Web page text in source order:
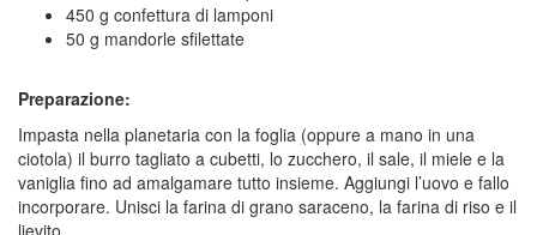
450 g confettura di lamponi
50 g mandorle sfilettate
Preparazione:
Impasta nella planetaria con la foglia (oppure a mano in una
ciotola) il burro tagliato a cubetti, lo zucchero, il sale, il miele e la
vaniglia fino ad amalgamare tutto insieme. Aggiungi l’uovo e fallo
incorporare. Unisci la farina di grano saraceno, la farina di riso e il
lievito.